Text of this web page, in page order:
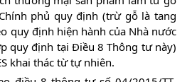
phủ quy định (trừ gỗ là tang
quy định hiện hành của Nhà nước
quy định tại Điều 8 Thông tư này)
khai thác từ tự nhiên.